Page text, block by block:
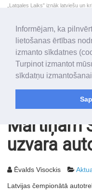
Informējam, ka
lietošanas ērtības
izmanto sīkdatnes
Turpinot izmantot
sīkdatņu
„Latgales Laiks” iznāk latviešu un
„Latgales Laiks” latviešu valodā
2026. gada 8. augusts
Sestdiena
Mudīte, Vladislava, Vladislavs
Mārtiņam
uzvara
Ēvalds Visockis
Latvijas čempionātā